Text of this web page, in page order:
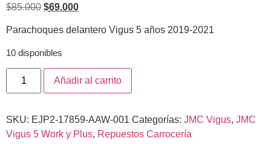
$85.000 $69.000
Parachoques delantero Vigus 5 años 2019-2021
10 disponibles
Añadir al carrito
SKU: EJP2-17859-AAW-001 Categorías: JMC Vigus, JMC
Vigus 5 Work y Plus, Repuestos Carrocería